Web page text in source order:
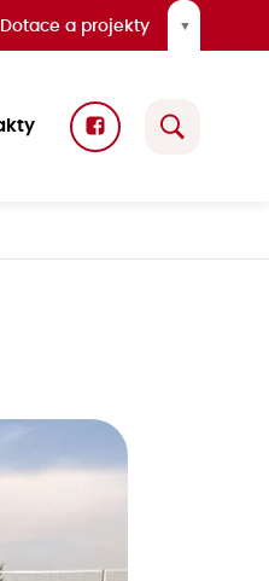
Dotace a projekty ▼